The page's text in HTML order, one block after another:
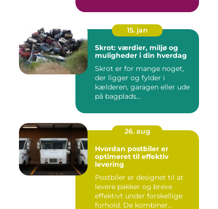
15. jan
Skrot: værdier, miljø og
muligheder i din hverdag
Skrot er for mange noget,
der ligger og fylder i
kælderen, garagen eller ude
på bagplads...
26. aug
Hvordan postbiler er
optimeret til effektiv
levering
Postbiler er designet til at
levere pakker og breve
effektivt under forskellige
forhold. De kombiner...